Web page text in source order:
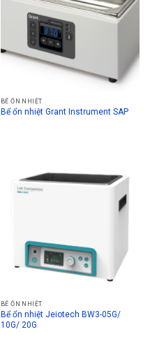
BỂ ỔN NHIỆT
Bể ổn nhiệt Grant Instrument SAP
BỂ ỔN NHIỆT
Bể ổn nhiệt Jeiotech BW3-05G/
10G/ 20G